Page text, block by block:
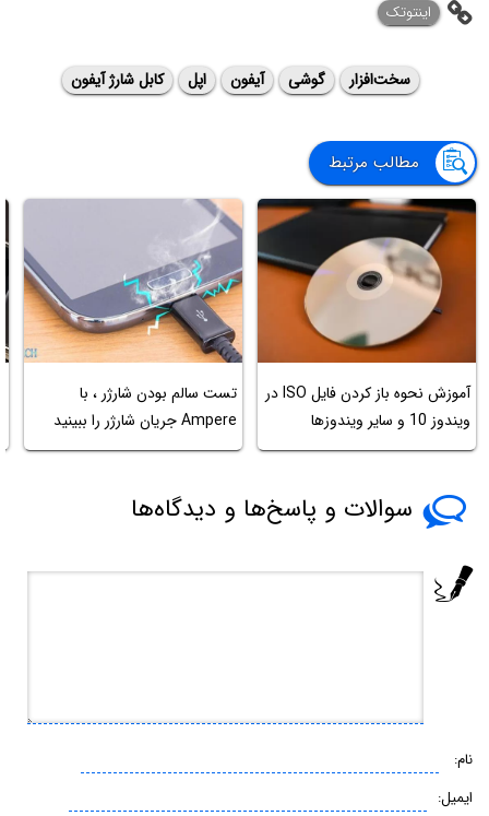
اینتوتک
سخت‌افزار گوشی آیفون اپل کابل شارژ آیفون
مطالب مرتبط
آموزش نحوه باز کردن فایل ISO در
ویندوز 10 و سایر ویندوزها
تست سالم بودن شارژر ، با
Ampere جریان شارژر را ببینید
سوالات و پاسخ‌ها و دیدگاه‌ها
نام:
ایمیل: